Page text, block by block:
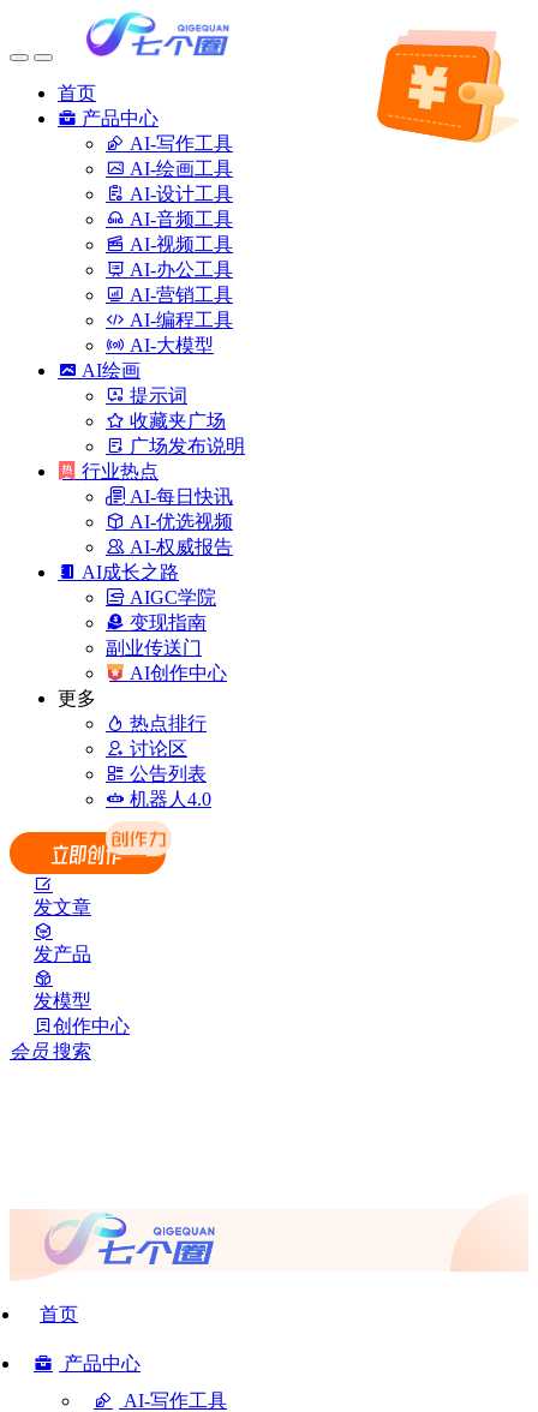
首页
产品中心
AI-写作工具
AI-绘画工具
AI-设计工具
AI-音频工具
AI-视频工具
AI-办公工具
AI-营销工具
AI-编程工具
AI-大模型
AI绘画
提示词
收藏夹广场
广场发布说明
行业热点
AI-每日快讯
AI-优选视频
AI-权威报告
AI成长之路
AIGC学院
变现指南
副业传送门
AI创作中心
更多
热点排行
讨论区
公告列表
机器人4.0
发文章
发产品
发模型
创作中心
会员 搜索
首页
产品中心
AI-写作工具